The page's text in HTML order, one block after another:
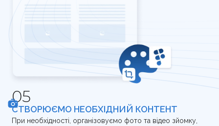
СТВОРЮЄМО НЕОБХІДНИЙ КОНТЕНТ
При необхідності, організовуємо фото та відео зйомку,